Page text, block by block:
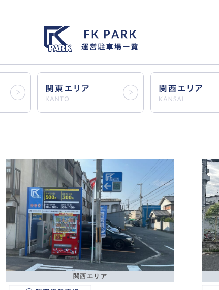
関西エリア